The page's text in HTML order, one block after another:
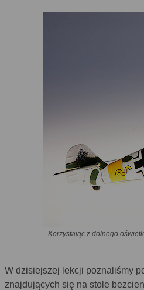
Korzystając z dolnego
W dzisiejszej lekcji poznaliśmy
znajdujących się na stole